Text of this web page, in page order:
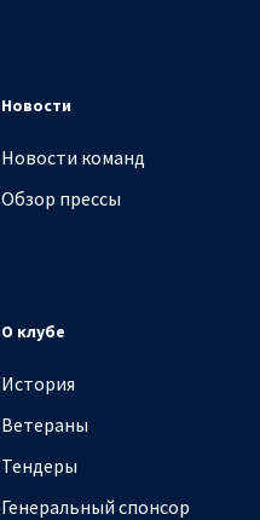
Новости
Новости команд
Обзор прессы
О клубе
История
Ветераны
Тендеры
Генеральный спонсор